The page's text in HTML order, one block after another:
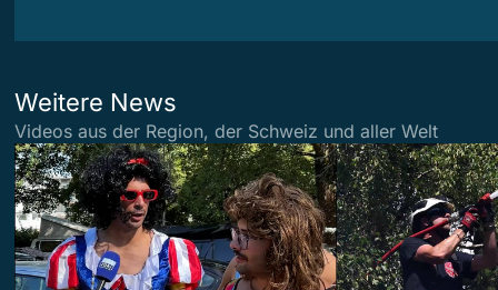
Weitere News
Videos aus der Region, der Schweiz und aller Welt